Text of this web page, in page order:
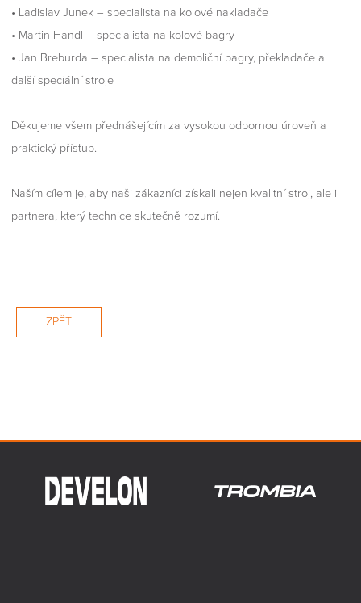
• Ladislav Junek – specialista na kolové nakladače
• Martin Handl – specialista na kolové bagry
• Jan Breburda – specialista na demoliční bagry, překladače a
další speciální stroje
Děkujeme všem přednášejícím za vysokou odbornou úroveň a
praktický přístup.
Naším cílem je, aby naši zákazníci získali nejen kvalitní stroj, ale i
partnera, který technice skutečně rozumí.
ZPĚT